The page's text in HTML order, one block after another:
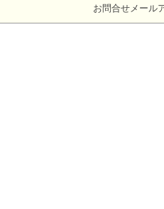
お問合せメール